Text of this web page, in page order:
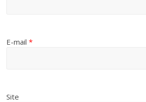
E-mail*
Site